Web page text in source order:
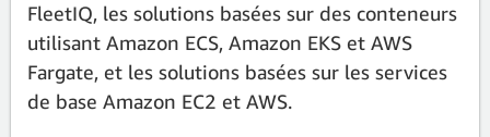
FleetIQ, les solutions basées sur des conteneurs
utilisant Amazon ECS, Amazon EKS et AWS
Fargate, et les solutions basées sur les services
de base Amazon EC2 et AWS.